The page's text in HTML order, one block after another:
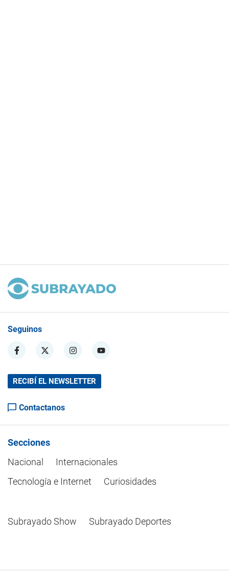
Seguinos
RECIBÍ EL NEWSLETTER
Contactanos
Secciones
Nacional
Internacionales
Tecnología e Internet
Curiosidades
Subrayado Show Subrayado Deportes